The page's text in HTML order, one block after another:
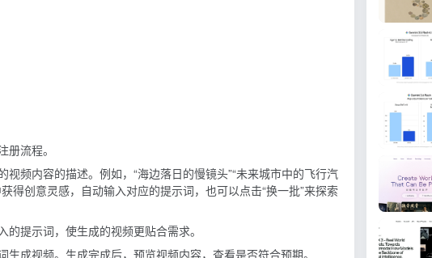
流程。
频内容的描述。例如，“海边落日的慢镜头”“未来城市中的飞行汽
得创意灵感，自动输入对应的提示词，也可以点击“换一批”来探索
提示词，使生成的视频更贴合需求。
成视频。生成完成后，预览视频内容，查看是否符合预期。